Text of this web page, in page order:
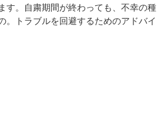
す。自粛期間が終わっても、不幸の種
。トラブルを回避するためのアドバイ